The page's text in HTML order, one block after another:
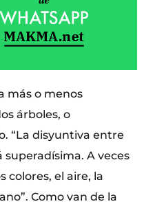
más o menos
árboles, o
“La disyuntiva entre
A veces
colores, el aire, la
Como van de la